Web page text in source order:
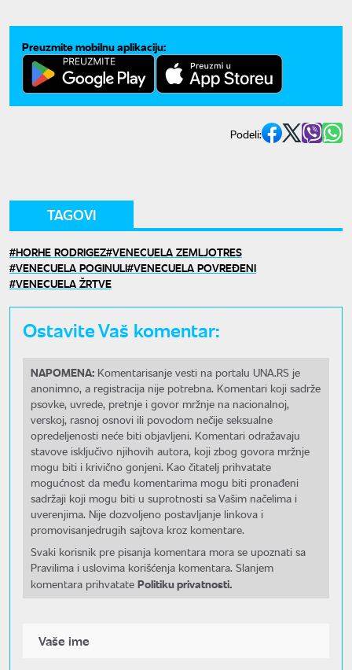
Preuzmite mobilnu aplikaciju:
Podeli:
TAGOVI
HORHE RODRIGEZ VENECUELA ZEMLJOTRES
VENECUELA POGINULI VENECUELA POVREĐENI
VENECUELA ŽRTVE
Ostavite Vaš komentar:
NAPOMENA: Komentarisanje vesti na portalu UNA.RS je
anonimno, a registracija nije potrebna. Komentari koji sadrže
psovke, uvrede, pretnje i govor mržnje na nacionalnoj,
verskoj, rasnoj osnovi ili povodom nečije seksualne
opredeljenosti neće biti objavljeni. Komentari odražavaju
stavove isključivo njihovih autora, koji zbog govora mržnje
mogu biti i krivično gonjeni. Kao čitatelj prihvatate
mogućnost da među komentarima mogu biti pronađeni
sadržaji koji mogu biti u suprotnosti sa Vašim načelima i
uverenjima. Nije dozvoljeno postavljanje linkova i
promovisanjedrugih sajtova kroz komentare.
Svaki korisnik pre pisanja komentara mora se upoznati sa
Pravilima i uslovima korišćenja komentara. Slanjem
komentara prihvatate Politiku privatnosti.